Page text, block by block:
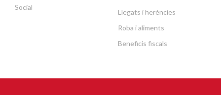
Social
Llegats i herències
Roba i aliments
Beneficis fiscals